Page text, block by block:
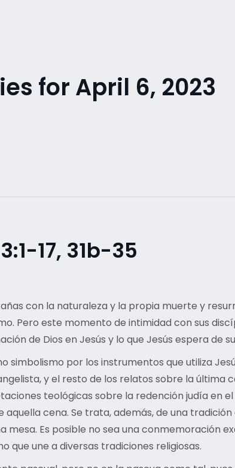
for April 6, 2023
17, 31b-35
con la naturaleza y la propia muerte y
Pero este momento de intimidad con sus
de Dios en Jesús y lo que Jesús espera de
por los instrumentos que utiliza
y el resto de los relatos sobre la
teológicas sobre la redención judía en
aquella cena. Se trata, además, de una
Es posible no sea una conmemoración
que une a diversas tradiciones religiosas.